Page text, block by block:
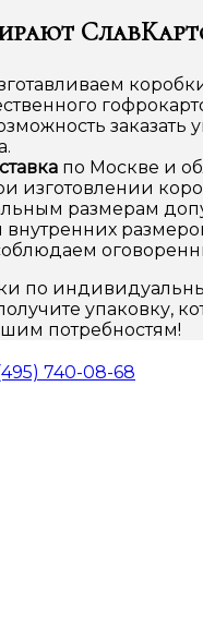
заказать
по Москве и
изготовлении
размерам
внутренних
по
упаковку,
потребностям!
740-08-68